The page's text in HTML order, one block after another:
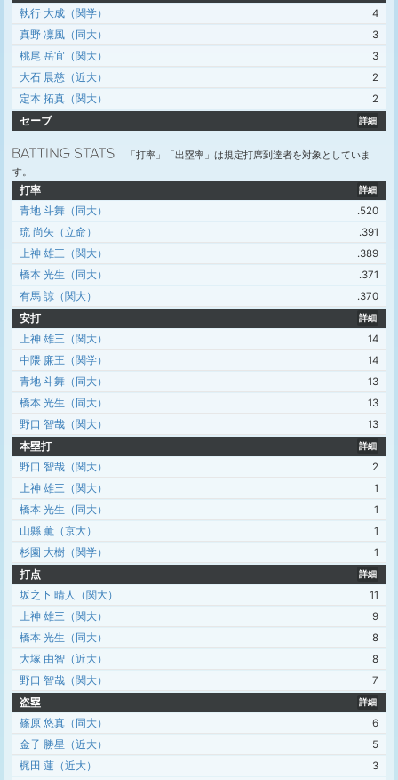
執行 大成（関学）
4
真野 凜風（同大）
3
桃尾 岳宜（関大）
3
大石 晨慈（近大）
2
定本 拓真（関大）
2
セーブ
詳細
「打率」「出塁率」は規定打席到達者を対象としていま
す。
打率
詳細
青地 斗舞（同大）
.520
琉 尚矢（立命）
.391
上神 雄三（関大）
.389
橋本 光生（同大）
.371
有馬 諒（関大）
.370
安打
詳細
上神 雄三（関大）
14
中隈 廉王（関学）
14
青地 斗舞（同大）
13
橋本 光生（同大）
13
野口 智哉（関大）
13
本塁打
詳細
野口 智哉（関大）
2
上神 雄三（関大）
1
橋本 光生（同大）
1
山縣 薫（京大）
1
杉園 大樹（関学）
1
打点
詳細
坂之下 晴人（関大）
11
上神 雄三（関大）
9
橋本 光生（同大）
8
大塚 由智（近大）
8
野口 智哉（関大）
7
盗塁
詳細
篠原 悠真（同大）
6
金子 勝星（近大）
5
梶田 蓮（近大）
3